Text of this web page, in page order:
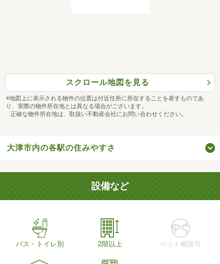
スクロール地図を見る
※地図上に表示される物件の位置は付近住所に所在することを表すものであ
り、実際の物件所在地とは異なる場合がございます。
正確な物件所在地は、取扱い不動産会社にお問い合わせください。
大津市内の各駅の住みやすさ
設備など
バス・トイレ別 2階以上 ペット相談可